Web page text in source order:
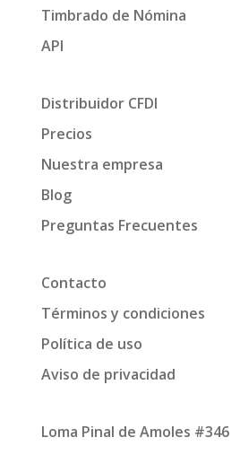
Timbrado de Nómina
API
Distribuidor CFDI
Precios
Nuestra empresa
Blog
Preguntas Frecuentes
Contacto
Términos y condiciones
Política de uso
Aviso de privacidad
Loma Pinal de Amoles #346